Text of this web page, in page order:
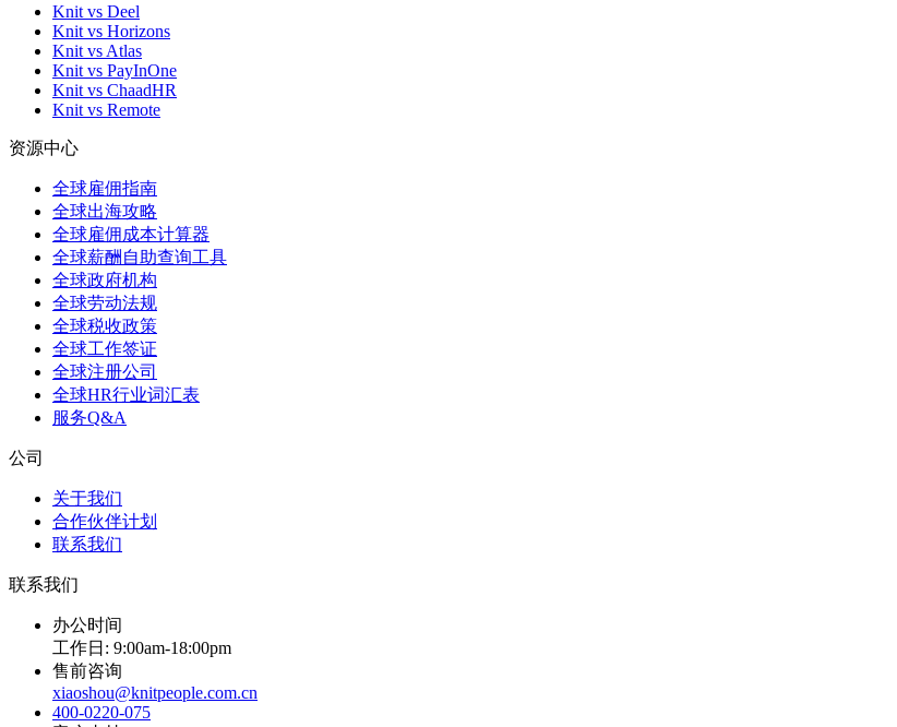
Knit vs Deel
Knit vs Horizons
Knit vs Atlas
Knit vs PayInOne
Knit vs ChaadHR
Knit vs Remote
资源中心
全球雇佣指南
全球出海攻略
全球雇佣成本计算器
全球薪酬自助查询工具
全球政府机构
全球劳动法规
全球税收政策
全球工作签证
全球注册公司
全球HR行业词汇表
服务Q&A
公司
关于我们
合作伙伴计划
联系我们
联系我们
办公时间
工作日: 9:00am-18:00pm
售前咨询
xiaoshou@knitpeople.com.cn
400-0220-075